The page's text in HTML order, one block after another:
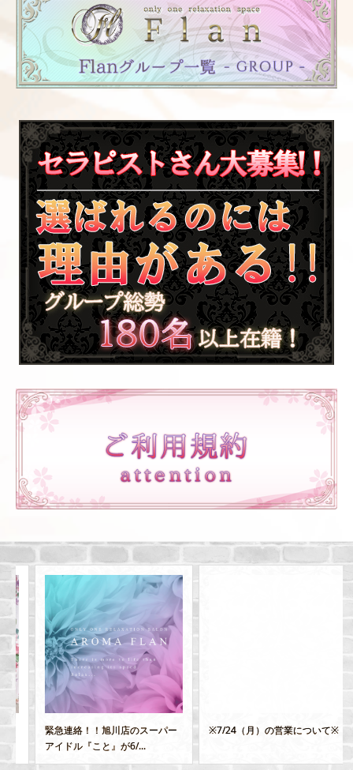
緊急連絡！！旭川店のスーパー
アイドル『こと』が6/...
※7/24（月）の営業について※